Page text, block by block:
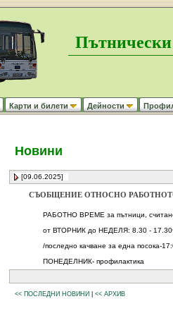
Карти и билети Дейности Профил
Новини
[09.06.2025]
СЪОБЩЕНИЕ ОТНОСНО
РАБОТНО ВРЕМЕ за пътници,
от ВТОРНИК до НЕДЕЛЯ: 8.30 -
/последно качване за една посока-
ПОНЕДЕЛНИК- профилактика
<< ПОСЛЕДНИ НОВИНИ << АРХИВ